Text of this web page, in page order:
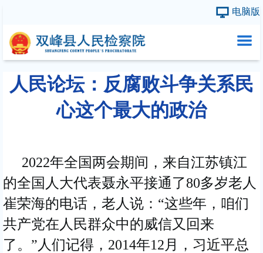
电脑版
本院概况
检务公开
人民论坛：反腐败斗争关系民
心这个最大的政治
2022年全国两会期间，来自江苏镇江
的全国人大代表聂永平接通了80多岁老人
崔荣海的电话，老人说：“这些年，咱们
共产党在人民群众中的威信又回来
了。”人们记得，2014年12月，习近平总